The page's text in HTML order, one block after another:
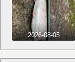
2026-08-05